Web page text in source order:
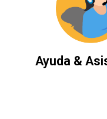
Ayuda &